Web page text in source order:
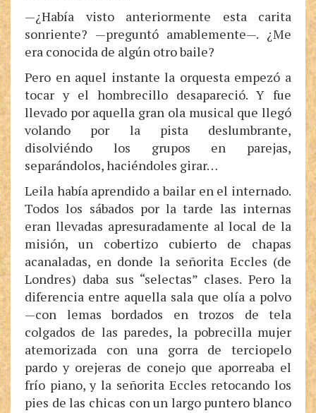
—¿Había visto anteriormente esta carita
sonriente? —preguntó amablemente—. ¿Me
era conocida de algún otro baile?
Pero en aquel instante la orquesta empezó a
tocar y el hombrecillo desapareció. Y fue
llevado por aquella gran ola musical que llegó
volando por la pista deslumbrante,
disolviéndo los grupos en parejas,
separándolos, haciéndoles girar…
Leila había aprendido a bailar en el internado.
Todos los sábados por la tarde las internas
eran llevadas apresuradamente al local de la
misión, un cobertizo cubierto de chapas
acanaladas, en donde la señorita Eccles (de
Londres) daba sus “selectas” clases. Pero la
diferencia entre aquella sala que olía a polvo
—con lemas bordados en trozos de tela
colgados de las paredes, la pobrecilla mujer
atemorizada con una gorra de terciopelo
pardo y orejeras de conejo que aporreaba el
frío piano, y la señorita Eccles retocando los
pies de las chicas con un largo puntero blanco